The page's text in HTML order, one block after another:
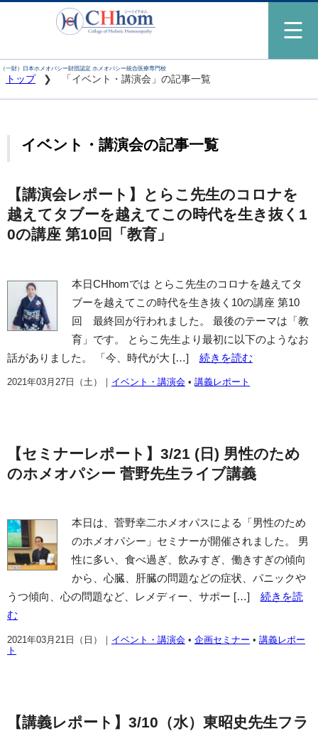
（一財）日本ホメオパシー財団認定 ホメオパシー統合医療専門校
トップ 「イベント・講演会」の記事一覧
イベント・講演会の記事一覧
【講演会レポート】とらこ先生のコロナを
越えてタブーを越えてこの時代を生き抜く1
0の講座 第10回「教育」
本日CHhomでは とらこ先生のコロナを越えてタ
ブーを越えてこの時代を生き抜く10の講座 第10
回 最終回が行われました。 最後のテーマは「教
育」です。 とらこ先生より最初に以下のようなお
話がありました。 「今、時代が大 […]
続きを読む
2021年03月27日（土） ｜ イベント・講演会 • 講義レポート
【セミナーレポート】3/21 (日) 男性のため
のホメオパシー 菅野先生ライブ講義
本日は、菅野幸二ホメオパスによる「男性のため
のホメオパシー」セミナーが開催されました。 男
性に多い、食べ過ぎ、飲みすぎ、働きすぎの傾向
から、心臓、肝臓の問題などの症状、パニックや
うつ傾向、心の問題など、レメディー、サポー […]
続きを読
む
2021年03月21日（日） ｜ イベント・講演会 • 企画セミナー • 講義レポー
ト
【講義レポート】3/10（水）東昭史先生フラ